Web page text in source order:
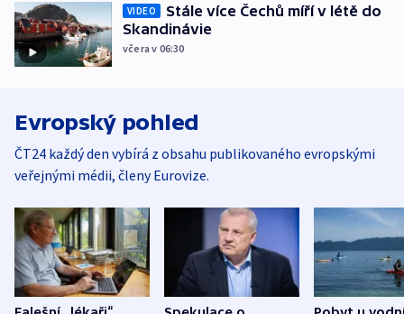
VIDEO
Stále více Čechů míří v létě do
Skandinávie
včera v 06:30
Evropský pohled
ČT24 každý den vybírá z obsahu publikovaného evropskými
veřejnými médii, členy Eurovize.